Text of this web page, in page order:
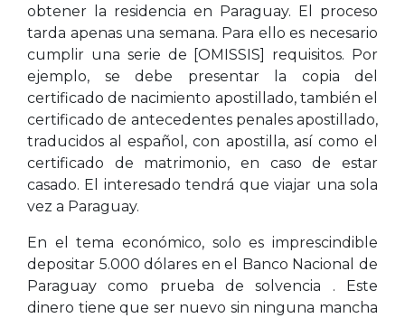
obtener la residencia en Paraguay. El proceso
tarda apenas una semana. Para ello es necesario
cumplir una serie de [OMISSIS] requisitos. Por
ejemplo, se debe presentar la copia del
certificado de nacimiento apostillado, también el
certificado de antecedentes penales apostillado,
traducidos al español, con apostilla, así como el
certificado de matrimonio, en caso de estar
casado. El interesado tendrá que viajar una sola
vez a Paraguay.
En el tema económico, solo es imprescindible
depositar 5.000 dólares en el Banco Nacional de
Paraguay como prueba de solvencia . Este
dinero tiene que ser nuevo sin ninguna mancha